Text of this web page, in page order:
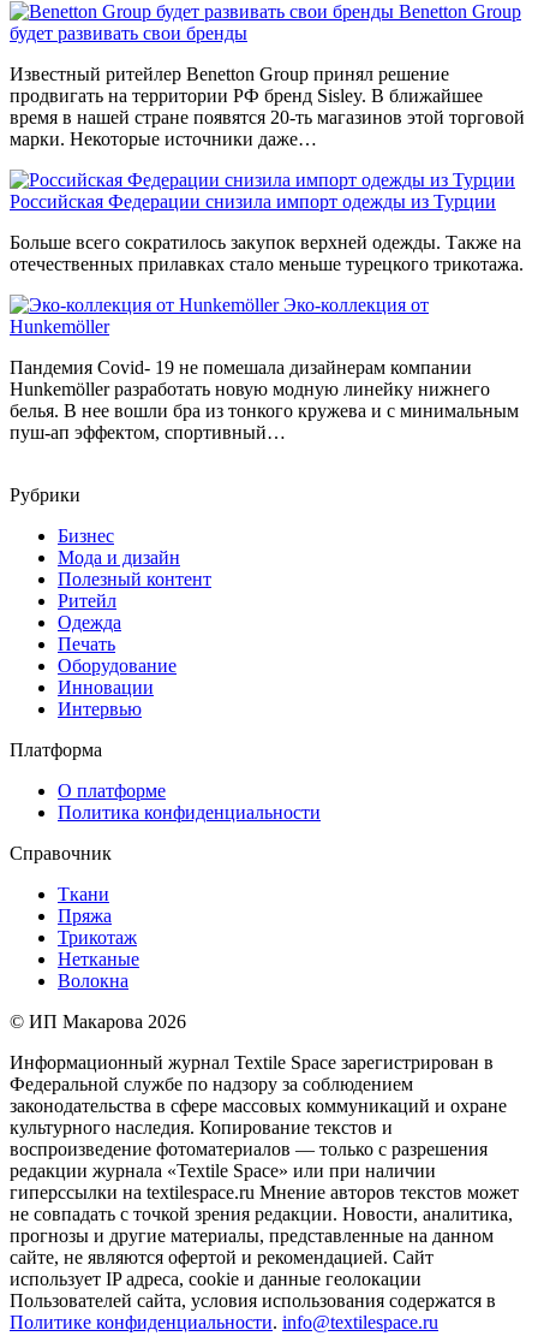
Benetton Group
будет развивать свои бренды
Известный ритейлер Benetton Group принял решение
продвигать на территории РФ бренд Sisley. В ближайшее
время в нашей стране появятся 20-ть магазинов этой торговой
марки. Некоторые источники даже…
Российская Федерации снизила импорт одежды из Турции
Больше всего сократилось закупок верхней одежды. Также на
отечественных прилавках стало меньше турецкого трикотажа.
Эко-коллекция от
Hunkemöller
Пандемия Covid- 19 не помешала дизайнерам компании
Hunkemöller разработать новую модную линейку нижнего
белья. В нее вошли бра из тонкого кружева и с минимальным
пуш-ап эффектом, спортивный…
Рубрики
Бизнес
Мода и дизайн
Полезный контент
Ритейл
Одежда
Печать
Оборудование
Инновации
Интервью
Платформа
О платформе
Политика конфиденциальности
Справочник
Ткани
Пряжа
Трикотаж
Нетканые
Волокна
© ИП Макарова 2026
Информационный журнал Textile Space зарегистрирован в
Федеральной службе по надзору за соблюдением
законодательства в сфере массовых коммуникаций и охране
культурного наследия. Копирование текстов и
воспроизведение фотоматериалов — только с разрешения
редакции журнала «Textile Space» или при наличии
гиперссылки на textilespace.ru Мнение авторов текстов может
не совпадать с точкой зрения редакции. Новости, аналитика,
прогнозы и другие материалы, представленные на данном
сайте, не являются офертой и рекомендацией. Сайт
использует IP адреса, cookie и данные геолокации
Пользователей сайта, условия использования содержатся в
Политике конфиденциальности. info@textilespace.ru